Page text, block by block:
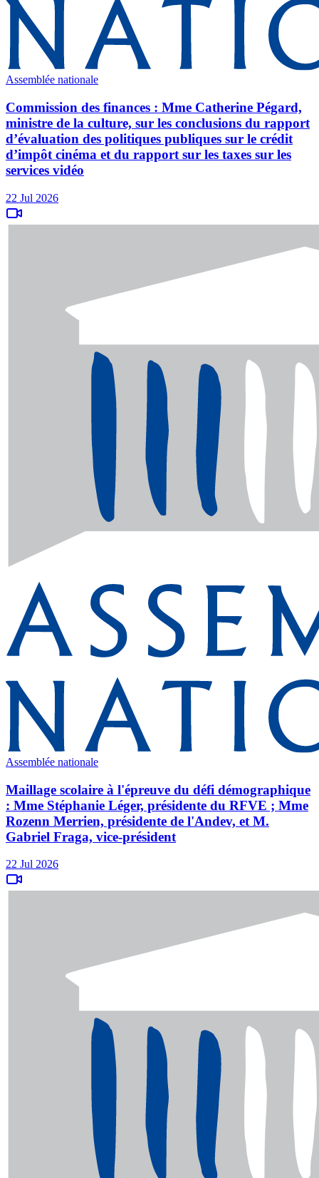
Assemblée nationale
Commission des finances : Mme Catherine Pégard,
ministre de la culture, sur les conclusions du rapport
d’évaluation des politiques publiques sur le crédit
d’impôt cinéma et du rapport sur les taxes sur les
services vidéo
22 Jul 2026
Assemblée nationale
Maillage scolaire à l'épreuve du défi démographique
: Mme Stéphanie Léger, présidente du RFVE ; Mme
Rozenn Merrien, présidente de l'Andev, et M.
Gabriel Fraga, vice-président
22 Jul 2026